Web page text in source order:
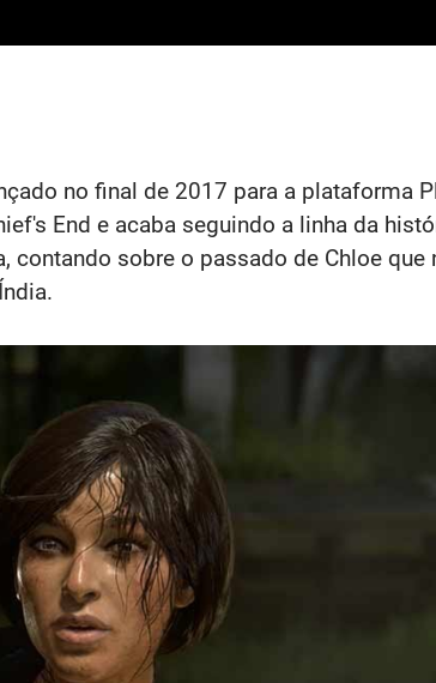
no final de 2017 para a plataforma
End e acaba seguindo a linha da
sobre o passado de Chloe que